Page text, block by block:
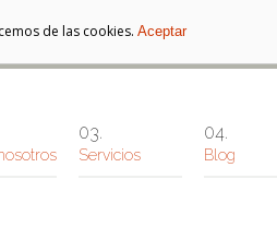
Servicios Blog
de las cookies. Aceptar